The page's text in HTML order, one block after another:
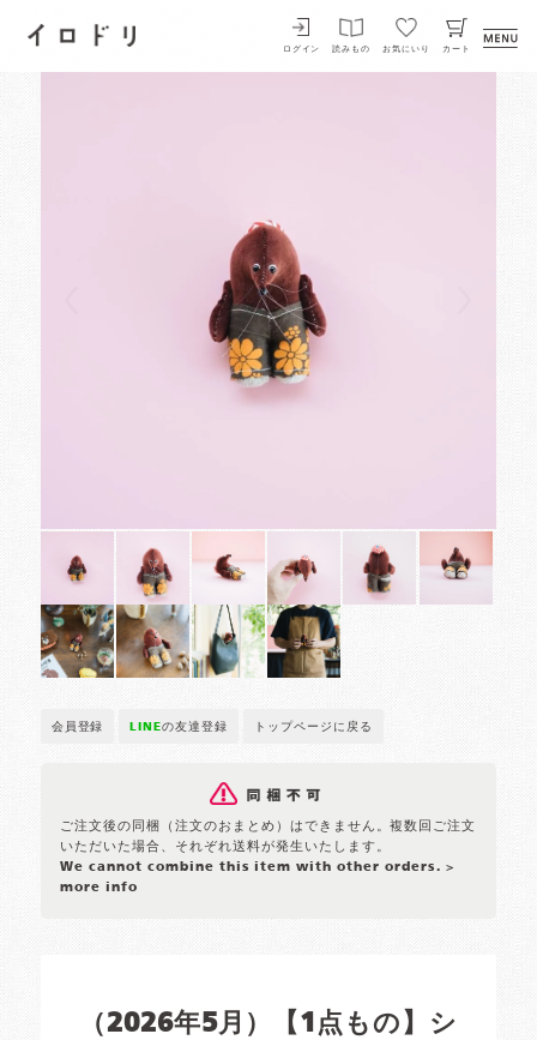
イロドリ
ログイン 読みもの お気にいり カート
会員登録 LINEの友達登録 トップページに戻る
ご注文後の同梱（注文のおまとめ）はできません。複数回ご注文
いただいた場合、それぞれ送料が発生いたします。
We cannot combine this item with other orders. >
more info
（2026年5月）【1点もの】シ